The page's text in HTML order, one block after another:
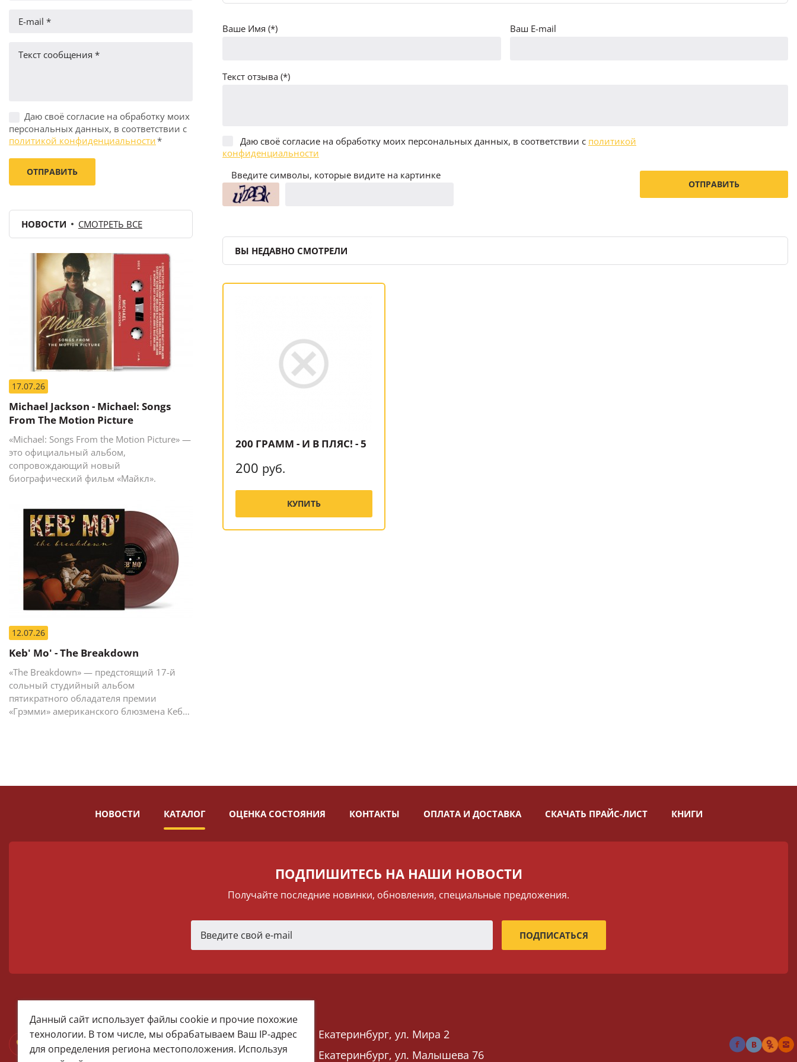
Даю своё согласие на обработку моих
персональных данных, в соответствии с
политикой конфиденциальности*
НОВОСТИ СМОТРЕТЬ ВСЕ
17.07.26
Michael Jackson - Michael: Songs
From The Motion Picture
«Michael: Songs From the Motion Picture» —
это официальный альбом,
сопровождающий новый
биографический фильм «Майкл».
12.07.26
Keb' Mo' - The Breakdown
«The Breakdown» — предстоящий 17-й
сольный студийный альбом
пятикратного обладателя премии
«Грэмми» американского блюзмена Кеба
Ваше Имя (*) Ваш E-mail
Текст отзыва (*)
Даю своё согласие на обработку моих персональных данных, в соответствии с политикой
конфиденциальности
Введите символы, которые видите на картинке
ВЫ НЕДАВНО СМОТРЕЛИ
200 ГРАММ - И В ПЛЯС! - 5
200 руб.
КУПИТЬ
НОВОСТИ КАТАЛОГ ОЦЕНКА СОСТОЯНИЯ КОНТАКТЫ ОПЛАТА И ДОСТАВКА СКАЧАТЬ ПРАЙС-ЛИСТ КНИГИ
ПОДПИШИТЕСЬ НА НАШИ НОВОСТИ
Получайте последние новинки, обновления, специальные предложения.
+7 (922) 025-50-71 (MAX)
Тел:+7 (343) 374-15-67 (Мира 2)
Екатеринбург, ул. Мира 2
Екатеринбург, ул. Малышева 76
Данный сайт использует файлы cookie и прочие похожие
технологии. В том числе, мы обрабатываем Ваш IP-адрес
для определения региона местоположения. Используя